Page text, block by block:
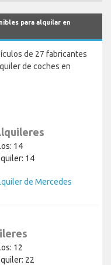
para alquilar en
de 27 fabricantes
de coches en
14
14
de Mercedes
12
22